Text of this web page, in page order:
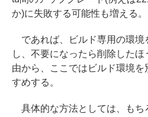
か)に失敗する可能性も増える。
であれば、ビルド専用の環境
し、不要になったら削除した
由から、ここではビルド環境
すめする。
具体的な方法としては、もち